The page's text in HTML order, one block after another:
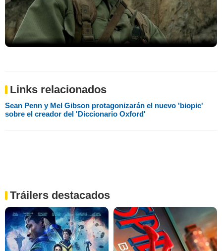
Links relacionados
Sean Penn y Mel Gibson protagonizarán el nuevo 'biopic'
sobre el creador del 'Diccionario Oxford'
Tráilers destacados